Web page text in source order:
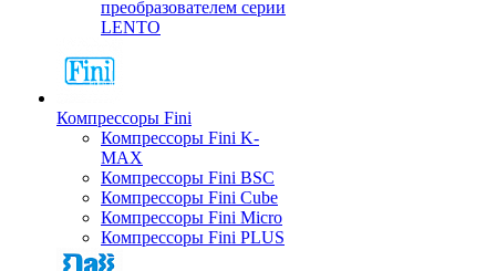
преобразователем серии
LENTO
Компрессоры Fini
Компрессоры Fini K-
MAX
Компрессоры Fini BSC
Компрессоры Fini Cube
Компрессоры Fini Micro
Компрессоры Fini PLUS